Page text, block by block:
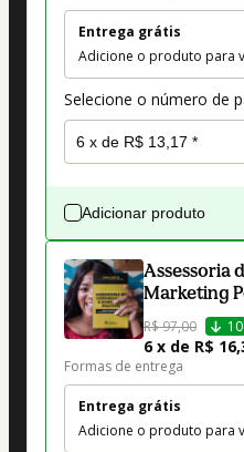
Entrega grátis
Adicione o produto para
Selecione o número de
Adicionar produto
Assessoria
Marketing
R$ 97,00
6 x de R$
Formas de entrega
Entrega grátis
Adicione o produto para